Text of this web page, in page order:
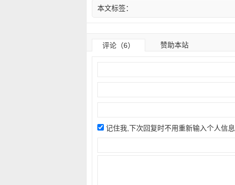
本文标签：
评论（6） 赞助本站
记住我,下次回复时不用重新输入个人信息